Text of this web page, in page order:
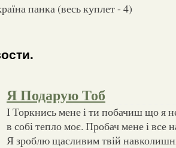
панка (весь куплет - 4)
Я Подарую Тоб
I Торкнись мене і ти побачиш що я
в собі тепло моє. Пробач мене і все
Я зроблю щасливим твій